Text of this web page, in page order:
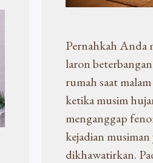
Pernahkah Anda
laron
rumah saat
ketika musim
menganggap
kejadian
dikhawatirkan.